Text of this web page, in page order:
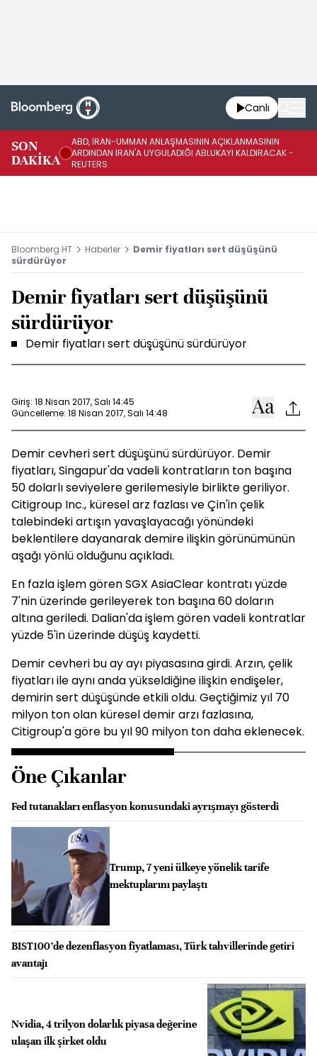
Canlı
SON
DAKİKA
ABD, İRAN-UMMAN ANLAŞMASININ AÇIKLANMASININ
ARDINDAN İRAN'A UYGULADIĞI ABLUKAYI KALDIRACAK -
REUTERS
Bloomberg HT Haberler
Demir fiyatları sert düşüşünü
sürdürüyor
Demir fiyatları sert düşüşünü
sürdürüyor
Demir fiyatları sert düşüşünü sürdürüyor
Giriş: 18 Nisan 2017, Salı 14:45
Güncelleme: 18 Nisan 2017, Salı 14:48
Demir cevheri sert düşüşünü sürdürüyor. Demir
fiyatları, Singapur'da vadeli kontratların ton başına
50 dolarlı seviyelere gerilemesiyle birlikte geriliyor.
Citigroup Inc., küresel arz fazlası ve Çin'in çelik
talebindeki artışın yavaşlayacağı yönündeki
beklentilere dayanarak demire ilişkin görünümünün
aşağı yönlü olduğunu açıkladı.
En fazla işlem gören SGX AsiaClear kontratı yüzde
7'nin üzerinde gerileyerek ton başına 60 doların
altına geriledi. Dalian'da işlem gören vadeli kontratlar
yüzde 5'in üzerinde düşüş kaydetti.
Demir cevheri bu ay ayı piyasasına girdi. Arzın, çelik
fiyatları ile aynı anda yükseldiğine ilişkin endişeler,
demirin sert düşüşünde etkili oldu. Geçtiğimiz yıl 70
milyon ton olan küresel demir arzı fazlasına,
Citigroup'a göre bu yıl 90 milyon ton daha eklenecek.
Öne Çıkanlar
Fed tutanakları enflasyon konusundaki ayrışmayı gösterdi
Trump, 7 yeni ülkeye yönelik tarife
mektuplarını paylaştı
BIST100’de dezenflasyon fiyatlaması, Türk tahvillerinde getiri
avantajı
Nvidia, 4 trilyon dolarlık piyasa değerine
ulaşan ilk şirket oldu